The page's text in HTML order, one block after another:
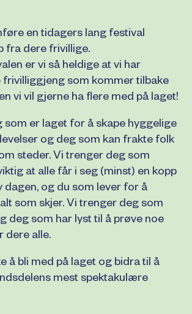
en tidagers lang festival
fra dere frivillige.
er vi så heldige at vi har
frivilliggjeng som kommer tilbake
vi vil gjerne ha flere med på laget!
som er laget for å skape hyggelige
og deg som kan frakte folk
steder. Vi trenger deg som
at alle får i seg (minst) en kopp
dagen, og du som lever for å
som skjer. Vi trenger deg som
deg som har lyst til å prøve noe
dere alle.
å bli med på laget og bidra til å
mest spektakulære